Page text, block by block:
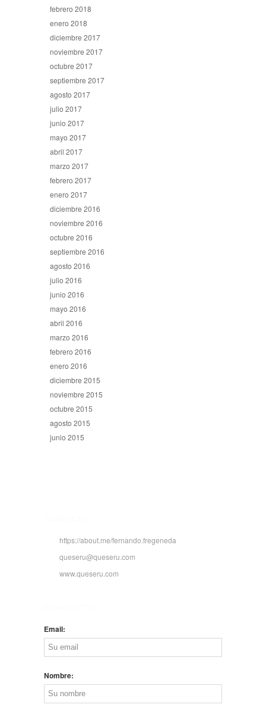
febrero 2018
enero 2018
diciembre 2017
noviembre 2017
octubre 2017
septiembre 2017
agosto 2017
julio 2017
junio 2017
mayo 2017
abril 2017
marzo 2017
febrero 2017
enero 2017
diciembre 2016
noviembre 2016
octubre 2016
septiembre 2016
agosto 2016
julio 2016
junio 2016
mayo 2016
abril 2016
marzo 2016
febrero 2016
enero 2016
diciembre 2015
noviembre 2015
octubre 2015
agosto 2015
junio 2015
https://about.me/fernando.fregeneda
queseru@queseru.com
www.queseru.com
Email:
Nombre: